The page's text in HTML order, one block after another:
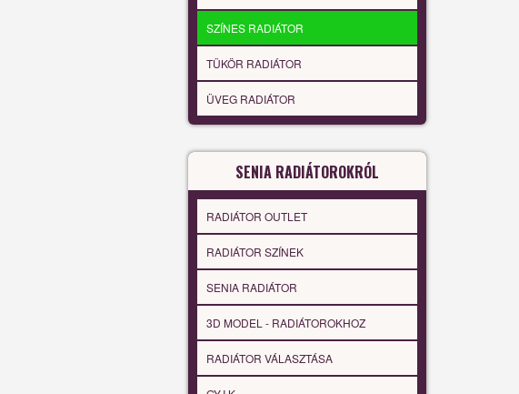
SZÍNES RADIÁTOR
TÜKÖR RADIÁTOR
ÜVEG RADIÁTOR
SENIA RADIÁTOROKRÓL
RADIÁTOR OUTLET
RADIÁTOR SZÍNEK
SENIA RADIÁTOR
3D MODEL - RADIÁTOROKHOZ
RADIÁTOR VÁLASZTÁSA